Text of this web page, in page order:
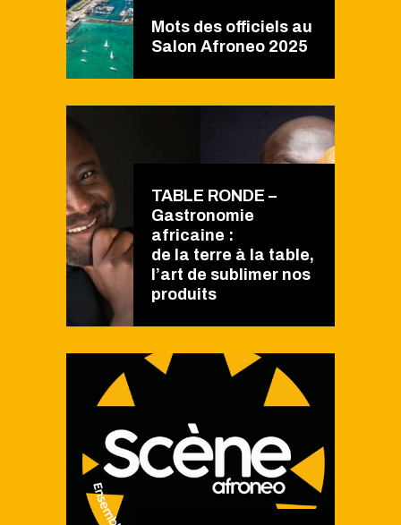
Mots des officiels au
Salon Afroneo 2025
TABLE RONDE –
Gastronomie
africaine :
de la terre à la table,
l’art de sublimer nos
produits